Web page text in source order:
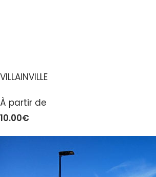
VILLAINVILLE
À partir de
10.00€